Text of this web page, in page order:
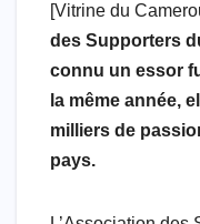
c
e
b
o
o
at
s
A
p
tt
[Vitrine du
des Supporters
connu un essor
la même année,
milliers de
pays.